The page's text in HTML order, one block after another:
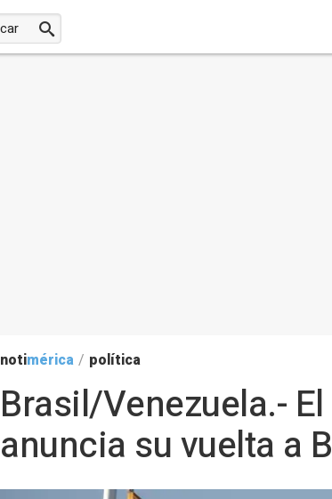
notimérica / política
Brasil/Venezuela.-
anuncia su vuelta a